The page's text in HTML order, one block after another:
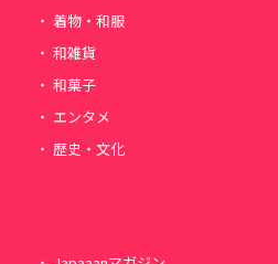
着物・和服
和雑貨
和菓子
エンタメ
歴史・文化